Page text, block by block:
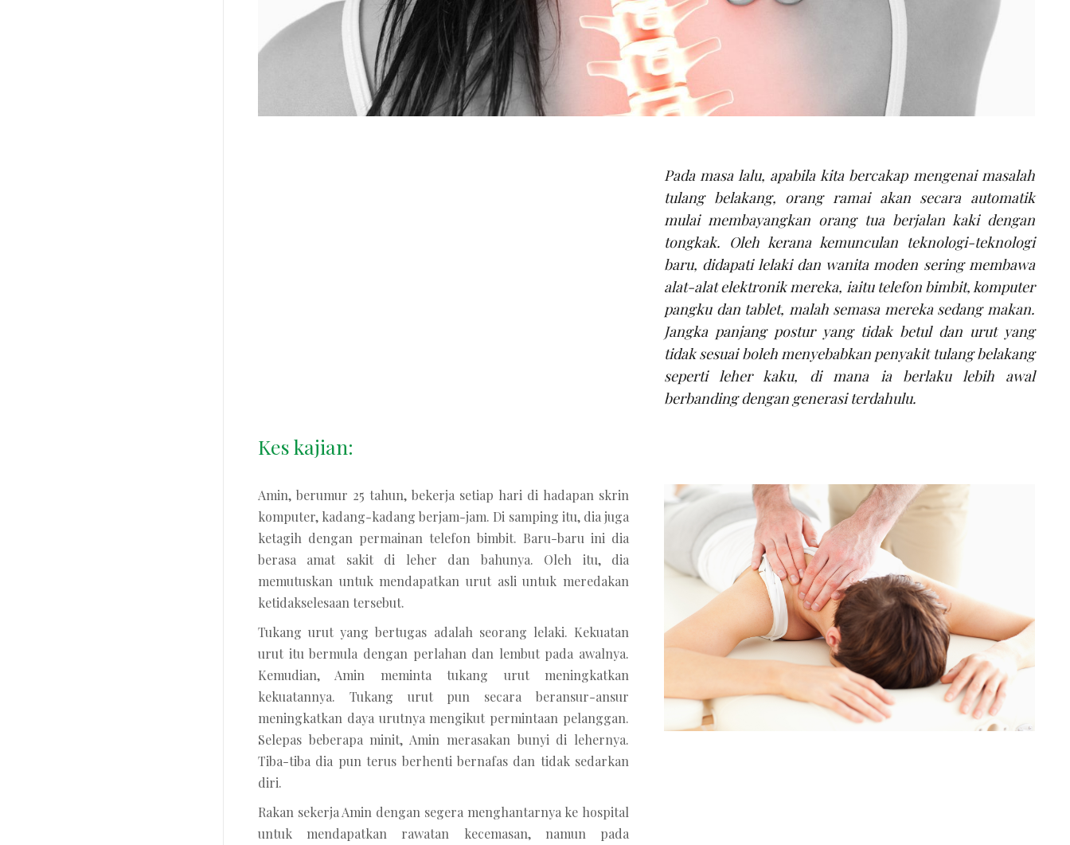
Pada masa lalu, apabila kita bercakap mengenai masalah
tulang belakang, orang ramai akan secara automatik
mulai membayangkan orang tua berjalan kaki dengan
tongkak. Oleh kerana kemunculan teknologi-teknologi
baru, didapati lelaki dan wanita moden sering membawa
alat-alat elektronik mereka, iaitu telefon bimbit, komputer
pangku dan tablet, malah semasa mereka sedang makan.
Jangka panjang postur yang tidak betul dan urut yang
tidak sesuai boleh menyebabkan penyakit tulang belakang
seperti leher kaku, di mana ia berlaku lebih awal
berbanding dengan generasi terdahulu.
Kes kajian:
Amin, berumur 25 tahun, bekerja setiap hari di hadapan skrin
komputer, kadang-kadang berjam-jam. Di samping itu, dia juga
ketagih dengan permainan telefon bimbit. Baru-baru ini dia
berasa amat sakit di leher dan bahunya. Oleh itu, dia
memutuskan untuk mendapatkan urut asli untuk meredakan
ketidakselesaan tersebut.
Tukang urut yang bertugas adalah seorang lelaki. Kekuatan
urut itu bermula dengan perlahan dan lembut pada awalnya.
Kemudian, Amin meminta tukang urut meningkatkan
kekuatannya. Tukang urut pun secara beransur-ansur
meningkatkan daya urutnya mengikut permintaan pelanggan.
Selepas beberapa minit, Amin merasakan bunyi di lehernya.
Tiba-tiba dia pun terus berhenti bernafas dan tidak sedarkan
diri.
Rakan sekerja Amin dengan segera menghantarnya ke hospital
untuk mendapatkan rawatan kecemasan, namun pada